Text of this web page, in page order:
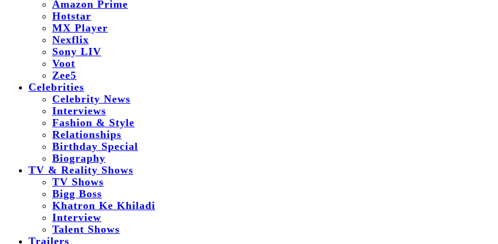
Amazon Prime
Hotstar
MX Player
Nexflix
Sony LIV
Voot
Zee5
Celebrities
Celebrity News
Interviews
Fashion & Style
Relationships
Birthday Special
Biography
TV & Reality Shows
TV Shows
Bigg Boss
Khatron Ke Khiladi
Interview
Talent Shows
Trailers